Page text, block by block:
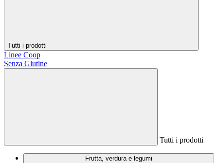
Tutti i prodotti
Linee Coop
Senza Glutine
Tutti i prodotti
Frutta, verdura e legumi